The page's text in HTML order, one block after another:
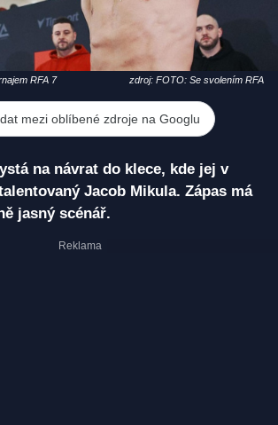
RFA 7 zdroj: FOTO: Se svolením RFA
mezi oblíbené zdroje na Googlu
na návrat do klece, kde jej v
Jacob Mikula. Zápas má
jasný scénář.